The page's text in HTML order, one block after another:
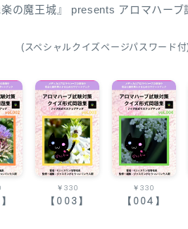
楽の魔王城』 presents アロマハー
(スペシャルクイズページパスワード付
￥330
【003】
￥330
【004】